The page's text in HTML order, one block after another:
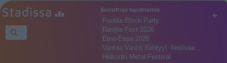
+
Suosittuja tapahtumia
Puotila Block Party
Rastila Fest 2026
Etno-Espa 2026
Vantaa Vauhti Kiihtyy! -festivaa…
Hellsinki Metal Festival